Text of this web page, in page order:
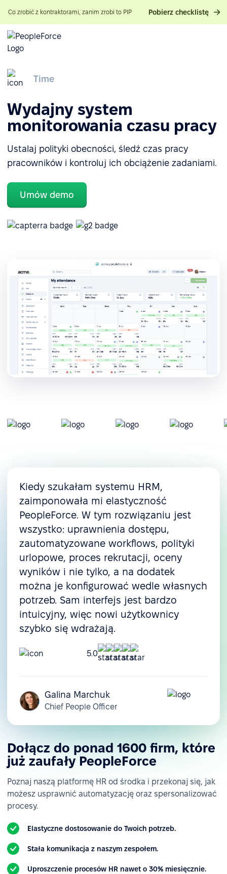
Co zrobić z kontraktorami, zanim zrobi to PIP Pobierz checklistę
Time
Wydajny system
monitorowania czasu pracy
Ustalaj polityki obecności, śledź czas pracy
pracowników i kontroluj ich obciążenie zadaniami.
Umów demo
Kiedy szukałam systemu HRM,
zaimponowała mi elastyczność
PeopleForce. W tym rozwiązaniu jest
wszystko: uprawnienia dostępu,
zautomatyzowane workflows, polityki
urlopowe, proces rekrutacji, oceny
wyników i nie tylko, a na dodatek
można je konfigurować wedle własnych
potrzeb. Sam interfejs jest bardzo
intuicyjny, więc nowi użytkownicy
szybko się wdrażają.
5.0
Galina Marchuk
Chief People Officer
Dołącz do ponad 1600 firm, które
już zaufały PeopleForce
Poznaj naszą platformę HR od środka i przekonaj się, jak
możesz usprawnić automatyzację oraz spersonalizować
procesy.
Elastyczne dostosowanie do Twoich potrzeb.
Stała komunikacja z naszym zespołem.
Uproszczenie procesów HR nawet o 30% miesięcznie.